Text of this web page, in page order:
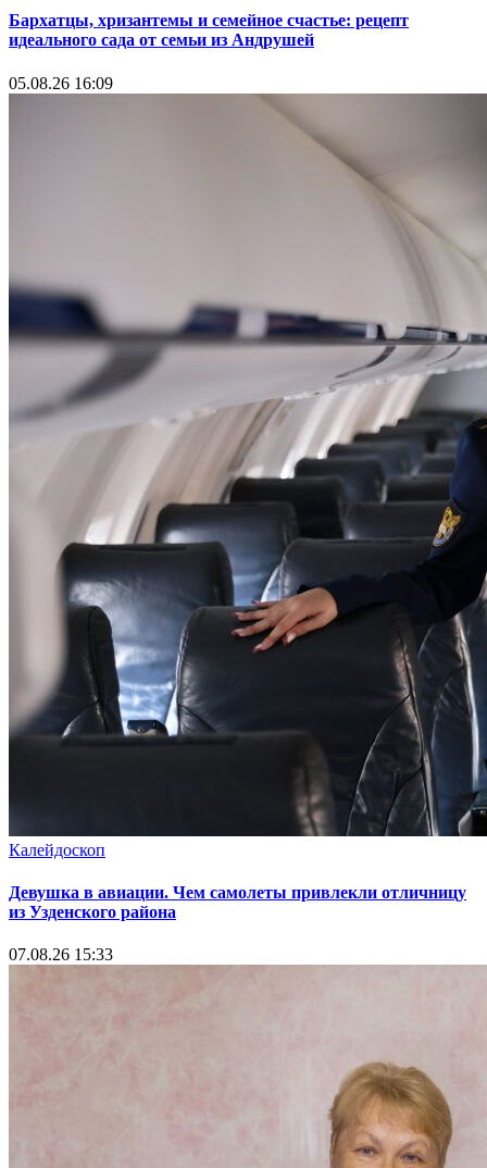
Бархатцы, хризантемы и семейное счастье: рецепт
идеального сада от семьи из Андрушей
05.08.26 16:09
Калейдоскоп
Девушка в авиации. Чем самолеты привлекли отличницу
из Узденского района
07.08.26 15:33